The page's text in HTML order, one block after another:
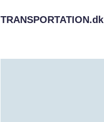
TRANSPORTATION.dk